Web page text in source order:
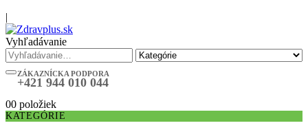
|
Vyhľadávanie
ZÁKAZNÍCKA PODPORA
+421 944 010 044
00 položiek
KATEGÓRIE